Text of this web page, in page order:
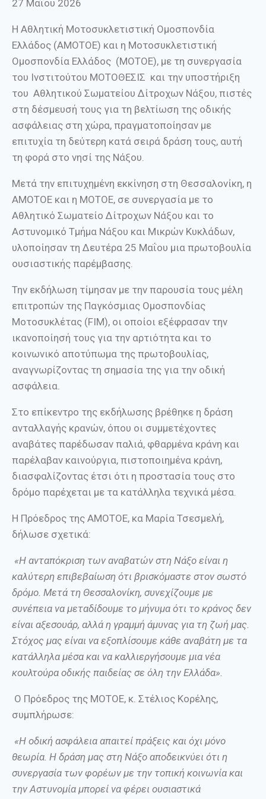
27 Μαΐου 2026
Η Αθλητική Μοτοσυκλετιστική Ομοσπονδία
Ελλάδος (ΑΜΟΤΟΕ) και η Μοτοσυκλετιστική
Ομοσπονδία Ελλάδος (ΜΟΤΟΕ), με τη συνεργασία
του Ινστιτούτου ΜΟΤΟΘΕΣΙΣ και την υποστήριξη
του Αθλητικού Σωματείου Δίτροχων Νάξου, πιστές
στη δέσμευσή τους για τη βελτίωση της οδικής
ασφάλειας στη χώρα, πραγματοποίησαν με
επιτυχία τη δεύτερη κατά σειρά δράση τους, αυτή
τη φορά στο νησί της Νάξου.
Μετά την επιτυχημένη εκκίνηση στη Θεσσαλονίκη, η
ΑΜΟΤΟΕ και η ΜΟΤΟΕ, σε συνεργασία με το
Αθλητικό Σωματείο Δίτροχων Νάξου και το
Αστυνομικό Τμήμα Νάξου και Μικρών Κυκλάδων,
υλοποίησαν τη Δευτέρα 25 Μαΐου μια πρωτοβουλία
ουσιαστικής παρέμβασης.
Την εκδήλωση τίμησαν με την παρουσία τους μέλη
επιτροπών της Παγκόσμιας Ομοσπονδίας
Μοτοσυκλέτας (FIM), οι οποίοι εξέφρασαν την
ικανοποίησή τους για την αρτιότητα και το
κοινωνικό αποτύπωμα της πρωτοβουλίας,
αναγνωρίζοντας τη σημασία της για την οδική
ασφάλεια.
Στο επίκεντρο της εκδήλωσης βρέθηκε η δράση
ανταλλαγής κρανών, όπου οι συμμετέχοντες
αναβάτες παρέδωσαν παλιά, φθαρμένα κράνη και
παρέλαβαν καινούργια, πιστοποιημένα κράνη,
διασφαλίζοντας έτσι ότι η προστασία τους στο
δρόμο παρέχεται με τα κατάλληλα τεχνικά μέσα.
Η Πρόεδρος της ΑΜΟΤΟΕ, κα Μαρία Τσεσμελή,
δήλωσε σχετικά:
«Η ανταπόκριση των αναβατών στη Νάξο είναι η
καλύτερη επιβεβαίωση ότι βρισκόμαστε στον σωστό
δρόμο. Μετά τη Θεσσαλονίκη, συνεχίζουμε με
συνέπεια να μεταδίδουμε το μήνυμα ότι το κράνος δεν
είναι αξεσουάρ, αλλά η γραμμή άμυνας για τη ζωή μας.
Στόχος μας είναι να εξοπλίσουμε κάθε αναβάτη με τα
κατάλληλα μέσα και να καλλιεργήσουμε μια νέα
κουλτούρα οδικής παιδείας σε όλη την Ελλάδα».
Ο Πρόεδρος της ΜΟΤΟΕ, κ. Στέλιος Κορέλης,
συμπλήρωσε:
«Η οδική ασφάλεια απαιτεί πράξεις και όχι μόνο
θεωρία. Η δράση μας στη Νάξο αποδεικνύει ότι η
συνεργασία των φορέων με την τοπική κοινωνία και
την Αστυνομία μπορεί να φέρει ουσιαστικά